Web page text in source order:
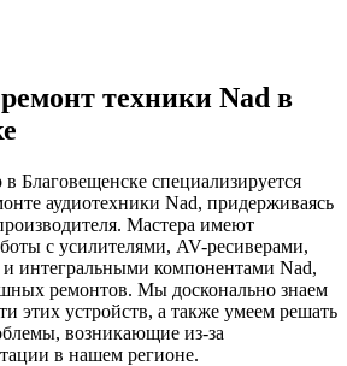
техники Nad в
Благовещенске специализируется
аудиотехники Nad, придерживаясь
Мастера имеют
с усилителями, AV-ресиверами,
интегральными компонентами Nad,
ремонтов. Мы досконально знаем
этих устройств, а также умеем решать
возникающие из-за
в нашем регионе.